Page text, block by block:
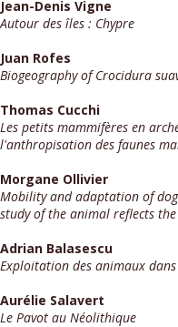
Jean-Denis Vigne
Autour des îles : Chypre
Juan Rofes
Biogeography of Crocidura
Thomas Cucchi
Les petits mammifères en
l'anthropisation des faunes
Morgane Ollivier
Mobility and adaptation of
study of the animal reflects
Adrian Balasescu
Exploitation des animaux
Aurélie Salavert
Le Pavot au Néolithique